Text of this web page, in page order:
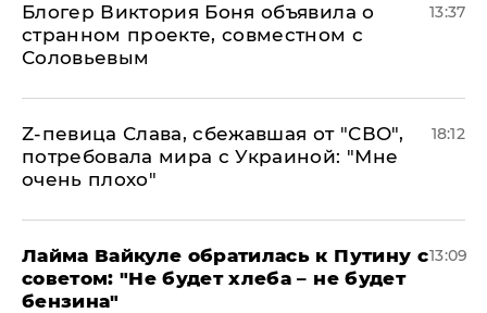
Блогер Виктория Боня объявила о
странном проекте, совместном с
Соловьевым
13:37
Z-певица Слава, сбежавшая от "СВО",
потребовала мира с Украиной: "Мне
очень плохо"
18:12
Лайма Вайкуле обратилась к Путину с
советом: "Не будет хлеба – не будет
бензина"
13:09